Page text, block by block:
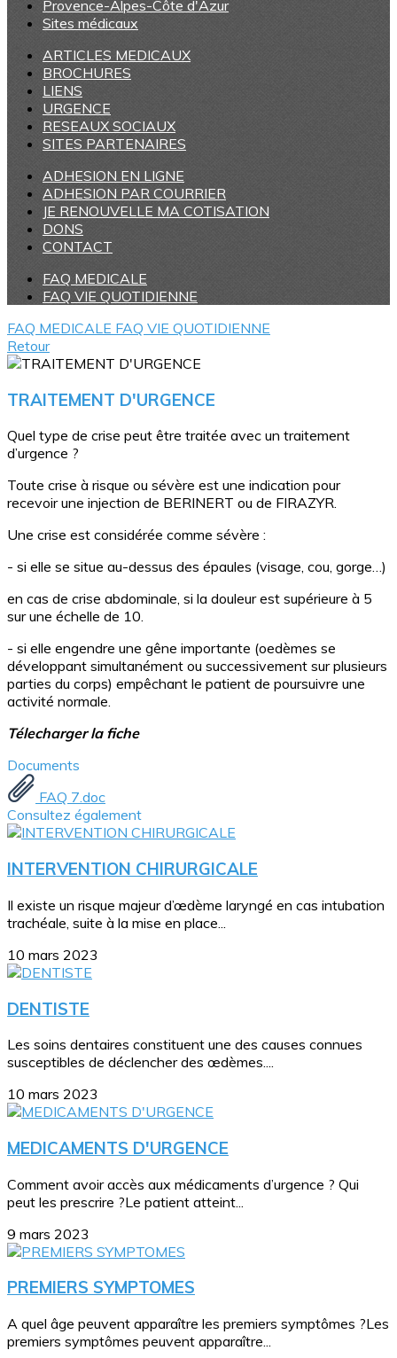
Provence-Alpes-Côte d'Azur
Sites médicaux
ARTICLES MEDICAUX
BROCHURES
LIENS
URGENCE
RESEAUX SOCIAUX
SITES PARTENAIRES
ADHESION EN LIGNE
ADHESION PAR COURRIER
JE RENOUVELLE MA COTISATION
DONS
CONTACT
FAQ MEDICALE
FAQ VIE QUOTIDIENNE
FAQ MEDICALE FAQ VIE QUOTIDIENNE
Retour
TRAITEMENT D'URGENCE
Quel type de crise peut être traitée avec un traitement
d’urgence ?
Toute crise à risque ou sévère est une indication pour
recevoir une injection de BERINERT ou de FIRAZYR.
Une crise est considérée comme sévère :
- si elle se situe au-dessus des épaules (visage, cou, gorge…)
en cas de crise abdominale, si la douleur est supérieure à 5
sur une échelle de 10.
- si elle engendre une gêne importante (oedèmes se
développant simultanément ou successivement sur plusieurs
parties du corps) empêchant le patient de poursuivre une
activité normale.
Télecharger la fiche
Documents
FAQ 7.doc
Consultez également
INTERVENTION CHIRURGICALE
Il existe un risque majeur d’œdème laryngé en cas intubation
trachéale, suite à la mise en place...
10 mars 2023
DENTISTE
Les soins dentaires constituent une des causes connues
susceptibles de déclencher des œdèmes....
10 mars 2023
MEDICAMENTS D'URGENCE
Comment avoir accès aux médicaments d’urgence ? Qui
peut les prescrire ?Le patient atteint...
9 mars 2023
PREMIERS SYMPTOMES
A quel âge peuvent apparaître les premiers symptômes ?Les
premiers symptômes peuvent apparaître...